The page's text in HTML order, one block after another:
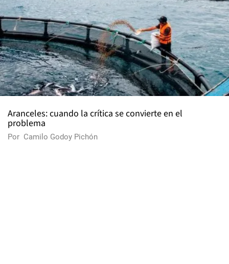
Aranceles: cuando la crítica se convierte en el
problema
Por Camilo Godoy Pichón